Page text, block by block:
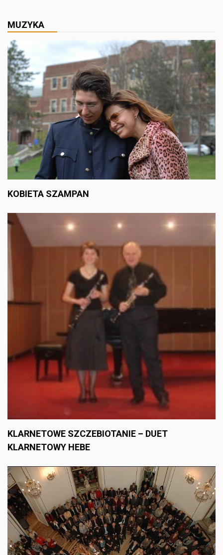
MUZYKA
KOBIETA SZAMPAN
KLARNETOWE SZCZEBIOTANIE – DUET
KLARNETOWY HEBE